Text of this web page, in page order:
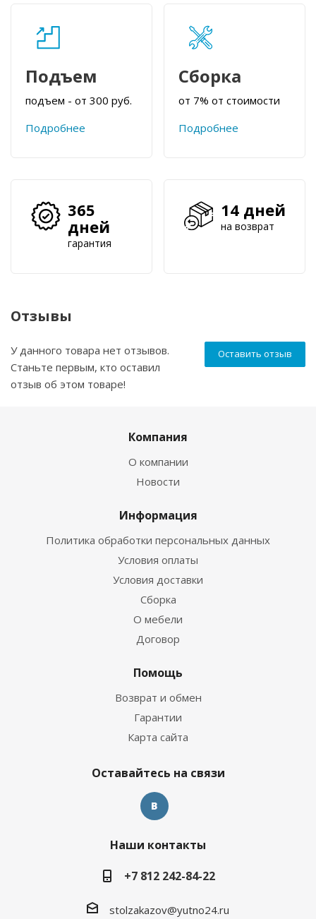
Подъем
подъем - от 300 руб.
Подробнее
Сборка
от 7% от стоимости
Подробнее
365
дней
гарантия
14 дней
на возврат
Отзывы
Оставить отзыв
У данного товара нет отзывов.
Станьте первым, кто оставил
отзыв об этом товаре!
Компания
О компании
Новости
Информация
Политика обработки персональных данных
Условия оплаты
Условия доставки
Сборка
О мебели
Договор
Помощь
Возврат и обмен
Гарантии
Карта сайта
Оставайтесь на связи
Наши контакты
+7 812 242-84-22
stolzakazov@yutno24.ru